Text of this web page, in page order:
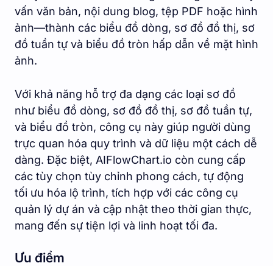
vấn văn bản, nội dung blog, tệp PDF hoặc hình
ảnh—thành các biểu đồ dòng, sơ đồ đồ thị, sơ
đồ tuần tự và biểu đồ tròn hấp dẫn về mặt hình
ảnh.
Với khả năng hỗ trợ đa dạng các loại sơ đồ
như biểu đồ dòng, sơ đồ đồ thị, sơ đồ tuần tự,
và biểu đồ tròn, công cụ này giúp người dùng
trực quan hóa quy trình và dữ liệu một cách dễ
dàng. Đặc biệt, AIFlowChart.io còn cung cấp
các tùy chọn tùy chỉnh phong cách, tự động
tối ưu hóa lộ trình, tích hợp với các công cụ
quản lý dự án và cập nhật theo thời gian thực,
mang đến sự tiện lợi và linh hoạt tối đa.
Ưu điểm